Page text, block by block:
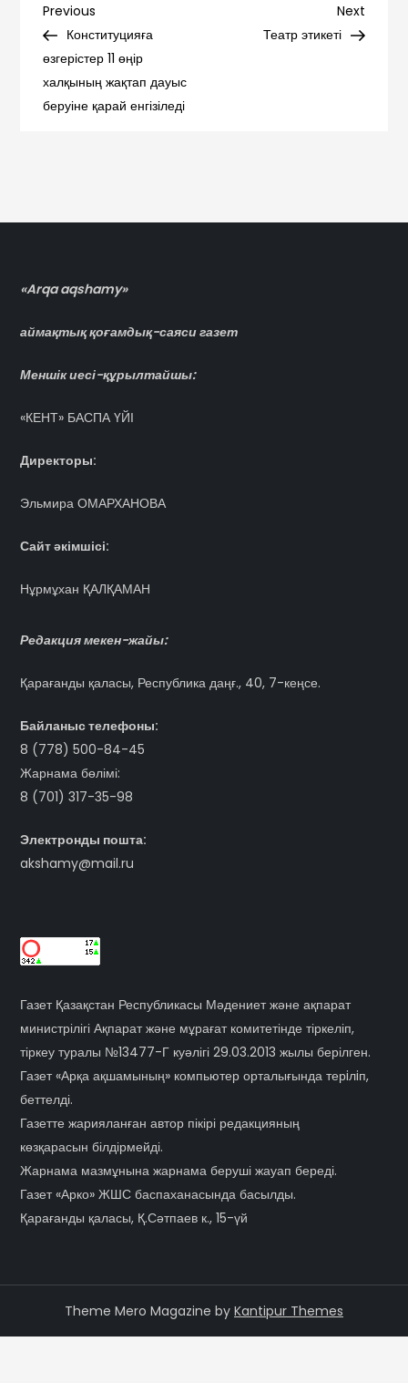
Навигация
по
записям
Previous
Post
Previous
Конституцияға
өзгерістер 11 өңір
халқының жақтап дауыс
беруіне қарай енгізіледі
Next
Post
Next
Театр этикеті
«Arqa aqshamy»
аймақтық қоғамдық-саяси газет
Меншік иесі-құрылтайшы:
«КЕНТ» БАСПА ҮЙІ
Директоры:
Эльмира ОМАРХАНОВА
Сайт әкімшісі:
Нұрмұхан ҚАЛҚАМАН
Редакция мекен-жайы:
Қарағанды қаласы, Республика даңғ., 40, 7-кеңсе.
Байланыс телефоны:
8 (778) 500-84-45
Жарнама бөлімі:
8 (701) 317-35-98
Электронды пошта:
akshamy@mail.ru
Газет Қазақстан Республикасы Мәдениет және ақпарат
министрілігі Ақпарат және мұрағат комитетінде тіркеліп,
тіркеу туралы №13477-Г куәлігі 29.03.2013 жылы берілген.
Газет «Арқа ақшамының» компьютер орталығында терiлiп,
беттелді.
Газетте жарияланған автор пікірі редакцияның
көзқарасын білдірмейді.
Жарнама мазмұнына жарнама беруші жауап береді.
Газет «Арко» ЖШС баспаханасында басылды.
Қарағанды қаласы, Қ.Сәтпаев к., 15-үй
Theme Mero Magazine by Kantipur Themes